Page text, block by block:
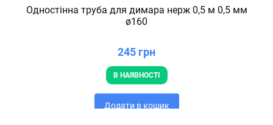
Одностінна труба для димара нерж 0,5 м 0,5 мм
ø160
245 грн
В НАЯВНОСТІ
Додати в кошик